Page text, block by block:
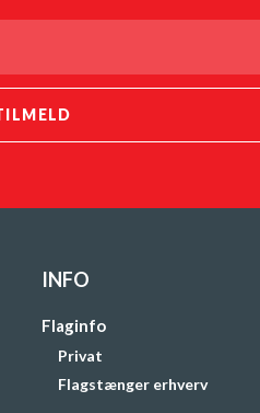
INFO
Flaginfo
Privat
Flagstænger erhverv